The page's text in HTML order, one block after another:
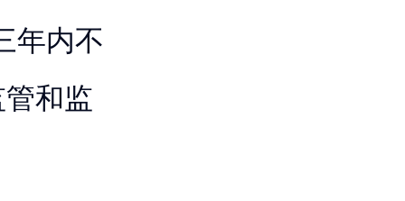
年内不
和监